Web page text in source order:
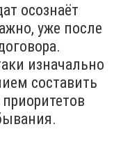
осознаёт
уже после
изначально
составить